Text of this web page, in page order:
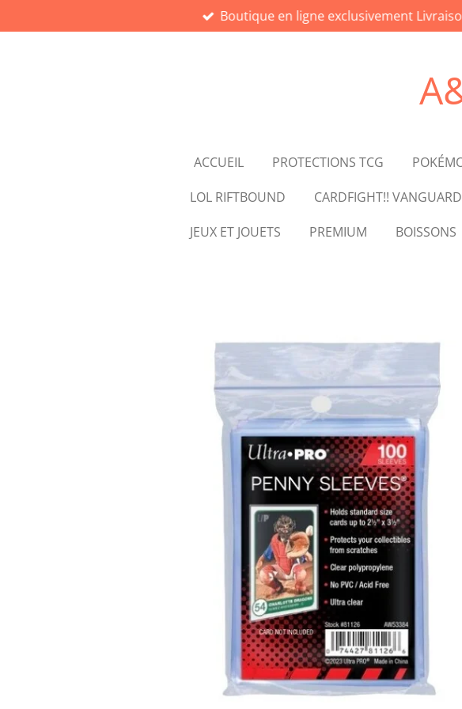
au
Boutique en ligne exclusivement
ACCUEIL PROTECTIONS TCG
LOL RIFTBOUND
CARDFIGHT!! VANGUARD
JEUX ET JOUETS
PREMIUM BOISSONS